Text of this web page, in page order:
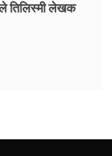
तिलिस्मी लेखक